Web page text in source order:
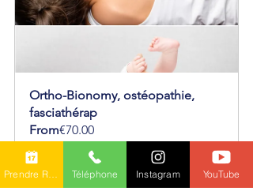
Ortho-Bionomy, ostéopathie,
fasciathérap
From€70.00
30 min - 1 h
Réserver
Prendre RDV en ligne Téléphone Instagram YouTube